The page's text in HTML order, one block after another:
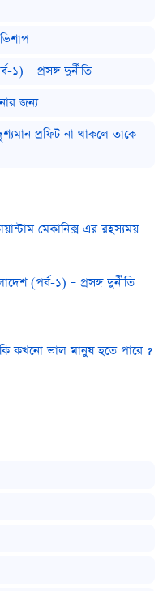
১) – প্রসঙ্গ দুর্নীতি
জন্য
প্রফিট না থাকলে তাকে
মেকানিক্স এর রহস্যময়
(পর্ব-১) – প্রসঙ্গ দুর্নীতি
কখনো ভাল মানুষ হতে পারে ?